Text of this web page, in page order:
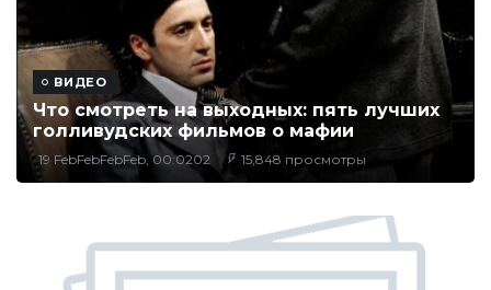
ВИДЕО
Что смотреть на выходных: пять лучших
голливудских фильмов о мафии
19 FebFebFebFeb, 00:0202 15,848 просмотры